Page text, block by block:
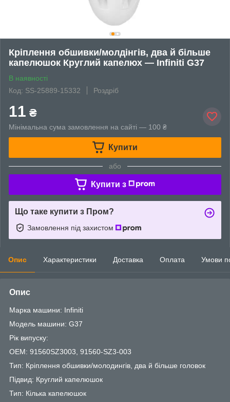
Кріплення обшивки/молдінгів, два й більше
капелюшок Круглий капелюх — Infiniti G37
В наявності
Код: SS-25889-15332
Роздріб
11 ₴
Мінімальна сума замовлення на сайті — 100 ₴
Купити
або
Купити з
Що таке купити з Пром?
Замовлення під захистом
Опис Характеристики Доставка Оплата Умови
Опис
Марка машини: Infiniti
Модель машини: G37
Рік випуску:
OEM: 91560SZ3003, 91560-SZ3-003
Тип: Кріплення обшивки/молодингів, два й більше головок
Підвид: Круглий капелюшок
Тип: Кілька капелюшок